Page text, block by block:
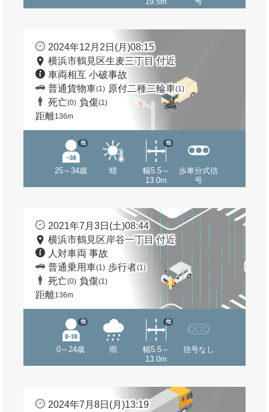
2024年12月2日(月)08:15
横浜市鶴見区生麦三丁目 付近
車両相互 小破事故
普通貨物車(1) 原付二種二輪車(1)
死亡(0) 負傷(1)
距離136m
25～34歳
他
晴
幅5.5～
13.0m
他
歩車分式信
号
2021年7月3日(土)08:44
横浜市鶴見区岸谷一丁目 付近
人対車両 事故
普通乗用車(1) 歩行者(1)
死亡(0) 負傷(1)
距離136m
0～24歳
他
雨
幅5.5～
13.0m
他
信号なし
2024年7月8日(月)13:19